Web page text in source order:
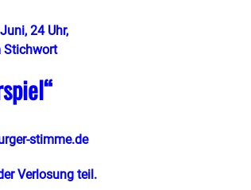
24 Uhr,
Stichwort
“
stimme.de
Verlosung teil.